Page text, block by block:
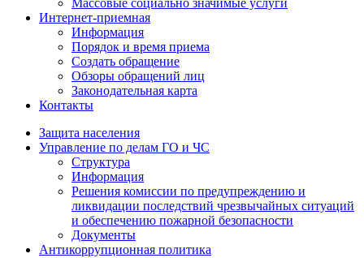
Массовые социально значимые услуги
Интернет-приемная
Информация
Порядок и время приема
Создать обращение
Обзоры обращений лиц
Законодательная карта
Контакты
Защита населения
Управление по делам ГО и ЧС
Структура
Информация
Решения комиссии по предупреждению и
ликвидации последствий чрезвычайных ситуаций
и обеспечению пожарной безопасности
Документы
Антикоррупционная политика